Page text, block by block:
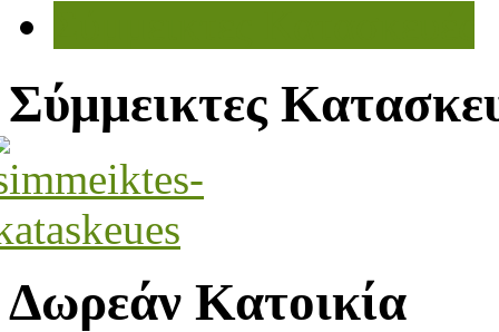
Σύμμεικτες
Δωρεάν Κατοικία